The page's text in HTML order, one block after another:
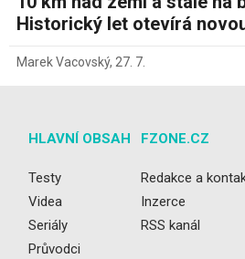
Historický let otevírá
Marek Vacovský, 27. 7.
HLAVNÍ OBSAH
Testy
Videa
Seriály
Průvodci
FZONE.CZ
Redakce a
Inzerce
RSS kanál